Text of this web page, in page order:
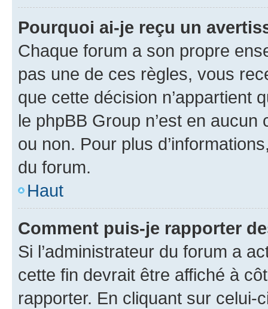
Pourquoi ai-je reçu un
Chaque forum a son propre
pas une de ces règles, vous
que cette décision n’appartient
le phpBB Group n’est en
ou non. Pour plus
du forum.
Haut
Comment puis-je rapporter
Si l’administrateur du forum a
cette fin devrait être affiché à
rapporter. En cliquant sur